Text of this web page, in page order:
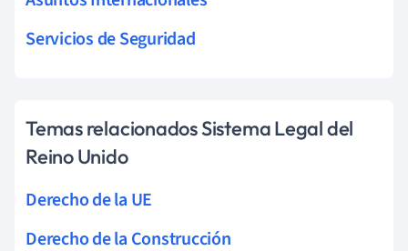
Servicios de Seguridad
Temas relacionados Sistema Legal del
Reino Unido
Derecho de la UE
Derecho de la Construcción